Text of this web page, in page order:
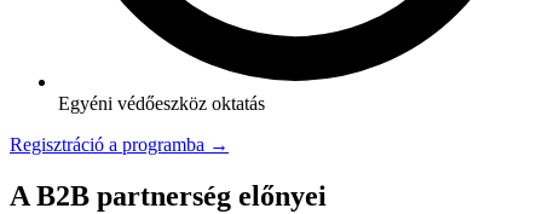
Egyéni védőeszköz oktatás
Regisztráció a programba →
A B2B partnerség előnyei